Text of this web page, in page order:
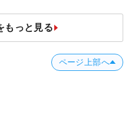
もっと見る
ページ上部へ